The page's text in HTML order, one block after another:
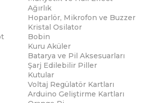
Ağırlık
Hoparlör, Mikrofon ve Buzzer
Kristal Osilator
Bobin
Kuru Aküler
Batarya ve Pil Aksesuarları
Şarj Edilebilir Piller
Kutular
Voltaj Regülatör Kartları
Arduino Geliştirme Kartları